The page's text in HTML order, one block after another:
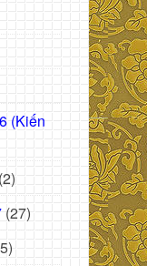
(Kiến
(2)
(27)